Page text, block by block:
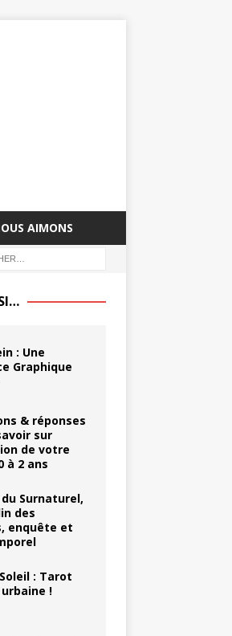
AIMONS
: Une
Graphique
& réponses
sur
de votre
à 2 ans
Surnaturel,
des
enquête et
: Tarot
!